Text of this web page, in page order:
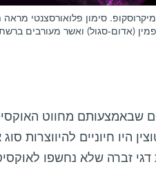
סימון פלואורסצנטי
(אדום-סגול) ואשר מעורבים
שבאמצעותם מחווט
היו חיוניים להיווצרות
זברה שלא נחשפו